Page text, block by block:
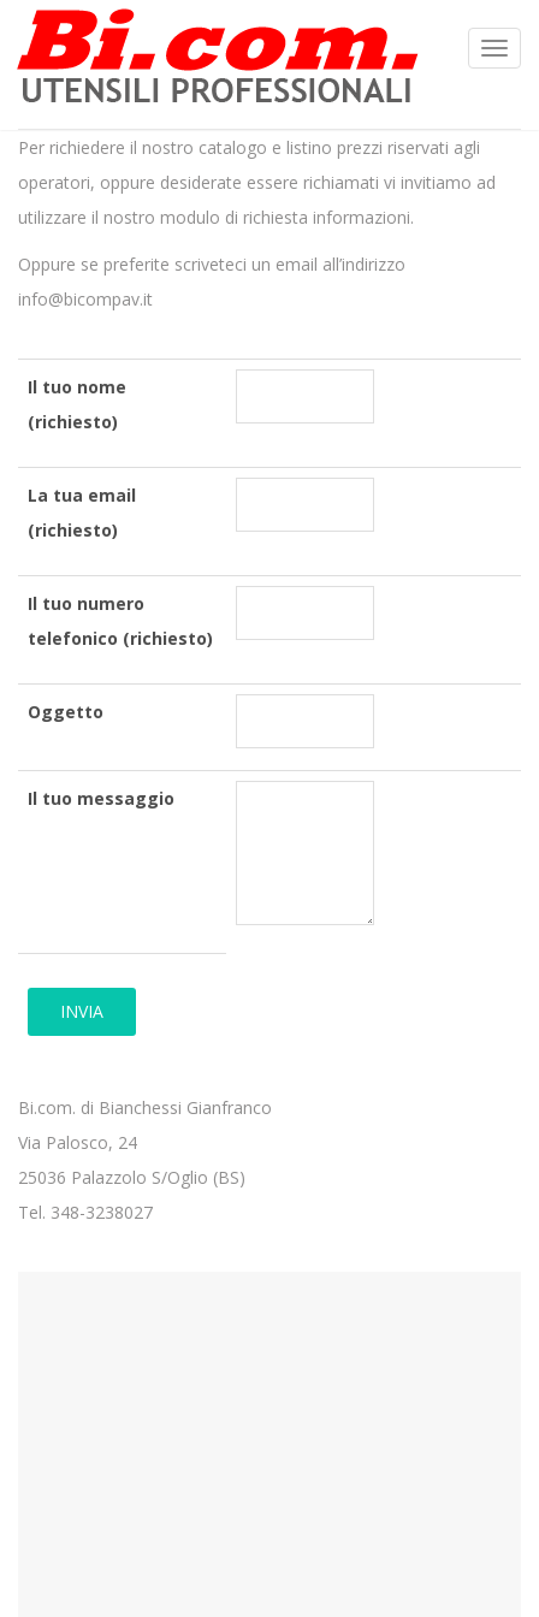
Per richiedere il nostro catalogo e listino prezzi riservati agli
operatori, oppure desiderate essere richiamati vi invitiamo ad
utilizzare il nostro modulo di richiesta informazioni.
Oppure se preferite scriveteci un email all’indirizzo
info@bicompav.it
Il tuo nome
(richiesto)
La tua email
(richiesto)
Il tuo numero
telefonico (richiesto)
Oggetto
Il tuo messaggio
Bi.com. di Bianchessi Gianfranco
Via Palosco, 24
25036 Palazzolo S/Oglio (BS)
Tel. 348-3238027